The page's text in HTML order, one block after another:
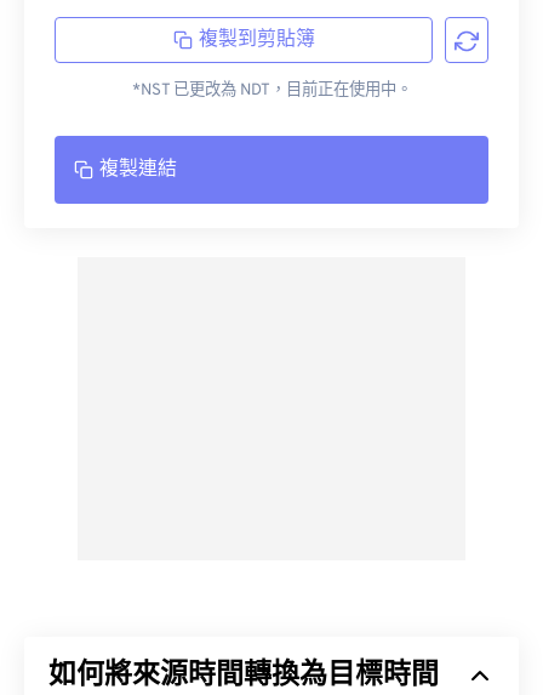
複製到剪貼簿
*NST 已更改為 NDT，目前正在使用中。
複製連結
如何將來源時間轉換為目標時間